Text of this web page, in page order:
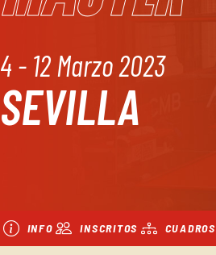
4 - 12 Marzo 2023
SEVILLA
INFO INSCRITOS CUADROS